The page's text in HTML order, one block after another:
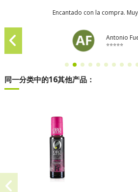
Encantado con la compra.
Antonio
⭐⭐⭐⭐⭐
同一分类中的16其他产品：